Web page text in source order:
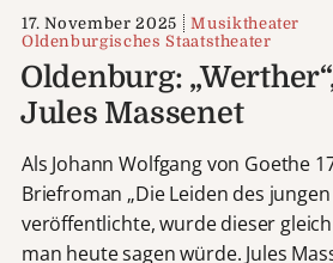
17. November 2025
Musiktheater
Oldenburgisches Staatstheater
Oldenburg:
Jules Massenet
Als Johann Wolfgang von Goethe
Briefroman „Die Leiden des
veröffentlichte, wurde dieser
man heute sagen würde. Jules